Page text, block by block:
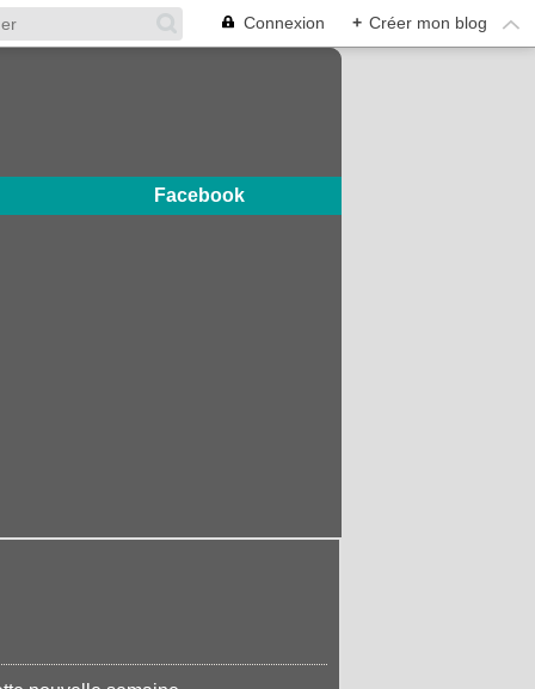
Connexion + Créer mon blog
Facebook